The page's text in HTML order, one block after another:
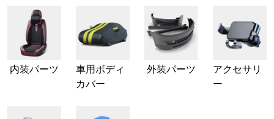
内装パーツ
車用ボディ
カバー
外装パーツ
アクセサリ
ー